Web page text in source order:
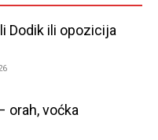
Dodik ili opozicija
orah, voćka